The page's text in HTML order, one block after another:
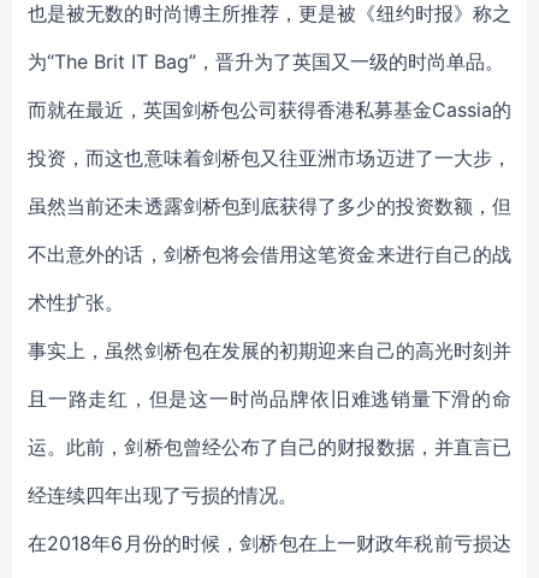
也是被无数的时尚博主所推荐，更是被《纽约时报》称之
为“The Brit IT Bag”，晋升为了英国又一级的时尚单品。
而就在最近，英国剑桥包公司获得香港私募基金Cassia的
投资，而这也意味着剑桥包又往亚洲市场迈进了一大步，
虽然当前还未透露剑桥包到底获得了多少的投资数额，但
不出意外的话，剑桥包将会借用这笔资金来进行自己的战
术性扩张。
事实上，虽然剑桥包在发展的初期迎来自己的高光时刻并
且一路走红，但是这一时尚品牌依旧难逃销量下滑的命
运。此前，剑桥包曾经公布了自己的财报数据，并直言已
经连续四年出现了亏损的情况。
在2018年6月份的时候，剑桥包在上一财政年税前亏损达